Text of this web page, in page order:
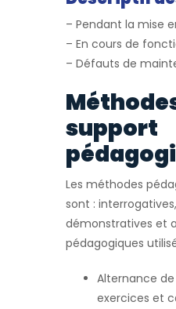
– Pendant la mise
– En cours de
– Défauts de
support
Les méthodes
sont :
démonstratives et
pédagogiques
Alternance
exercices et